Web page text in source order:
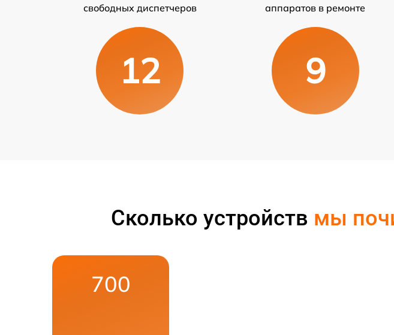
свободных диспетчеров
12
аппаратов в ремонте
9
Сколько устройств мы
700